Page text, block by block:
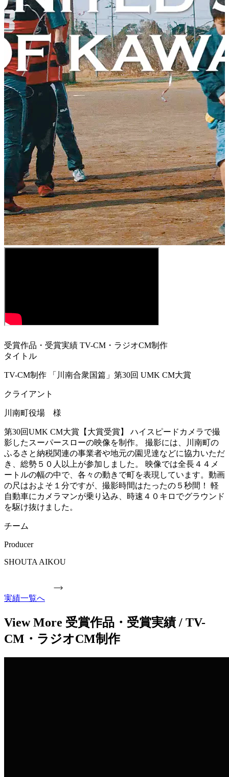
受賞作品・受賞実績 TV-CM・ラジオCM制作
タイトル
TV-CM制作 「川南合衆国篇」第30回 UMK CM大賞
クライアント
川南町役場 様
第30回UMK CM大賞【大賞受賞】 ハイスピードカメラで撮
影したスーパースローの映像を制作。 撮影には、川南町の
ふるさと納税関連の事業者や地元の園児達などに協力いただ
き、総勢５０人以上が参加しました。 映像では全長４４メ
ートルの幅の中で、各々の動きで町を表現しています。動画
の尺はおよそ１分ですが、撮影時間はたったの５秒間！ 軽
自動車にカメラマンが乗り込み、時速４０キロでグラウンド
を駆け抜けました。
チーム
Producer
SHOUTA AIKOU
実績一覧へ
View More 受賞作品・受賞実績 / TV-
CM・ラジオCM制作